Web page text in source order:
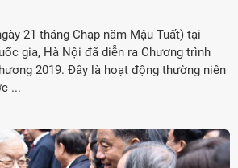
21 tháng Chạp năm Mậu Tuất) tại
gia, Hà Nội đã diễn ra Chương trình
2019. Đây là hoạt động thường niên
...